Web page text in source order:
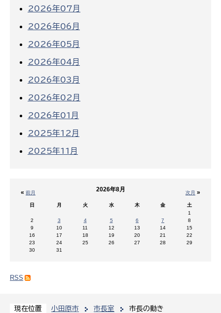
現在位置 小田原市 市長室
市長の動き
2026年07月
2026年06月
2026年05月
2026年04月
2026年03月
2026年02月
2026年01月
2025年12月
2025年11月
« 前月 次月 »
2026年8月
日 月 火 水 木 金
土
1
2
3 4 5 6 7
8
9
10 11 12 13 14
15
16
17 18 19 20 21
22
23
24 25 26 27 28
29
30
31
RSS